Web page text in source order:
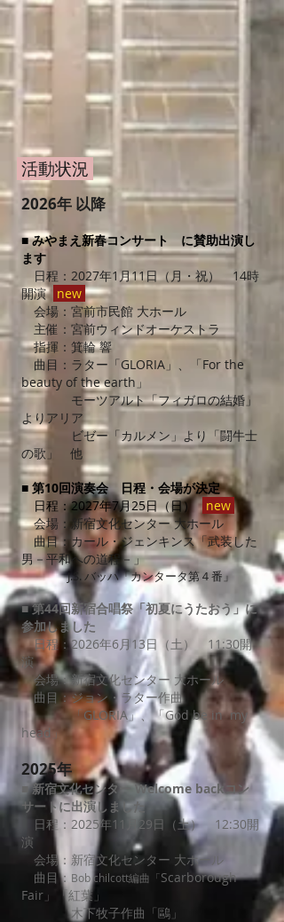
活動状況
2026年 以降
■ みやまえ新春コンサート に賛助出演し
ます
​ 日程：2027年1月11日（月・祝） 14時
開演
new
会場：宮前市民館 大ホール
主催：宮前ウィンドオーケストラ
指揮：箕輪 響
曲目：ラター 「GLORIA」 、「For the
beauty of the earth」
モーツアルト「フィガロの結婚」
よりアリア
​ ビゼー「カルメン」より「闘牛士
の歌」 他
■ 第10回演奏会日程・会場が決定
日程：2027年7月25日（日）
new
会場：新宿文化センター 大ホール
曲目： カール・ジェンキンス「武装した
男－平和への道程－」
J.S. バッハ「カンタータ第４番」
■ 第44回新宿合唱祭「初夏にうたおう」に
参加しました
​ 日程：2026年6月13日（土） 11:30開
演
会場：新宿文化センター 大ホール
曲目：ジョン・ラター作曲
​ 「GLORIA」、「God be in my
head」
2025年
■ 新宿文化センター Welcome backコン
サートに出演しました
​ 日程：2025年11月29日（土） 12:30開
演
会場：新宿文化センター 大ホール
曲目： Bob chilcott編曲「Scarborough
Fair」「紅葉」
​ 木下牧子作曲「鷗」